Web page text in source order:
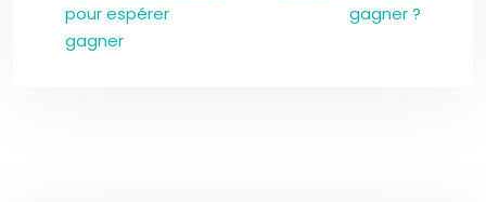
pour espérer
gagner
gagner ?